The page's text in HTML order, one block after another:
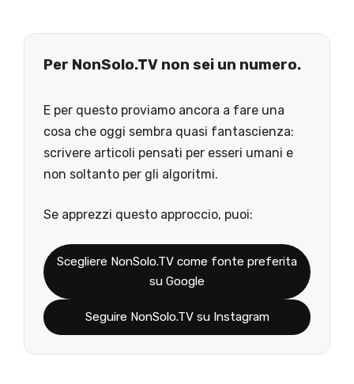
Per NonSolo.TV non sei un numero.
E per questo proviamo ancora a fare una
cosa che oggi sembra quasi fantascienza:
scrivere articoli pensati per esseri umani e
non soltanto per gli algoritmi.
Se apprezzi questo approccio, puoi:
Scegliere NonSolo.TV come fonte preferita
su Google
Seguire NonSolo.TV su Instagram